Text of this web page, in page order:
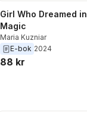
Girl Who Dreamed in
Magic
Maria Kuzniar
E-bok 2024
88 kr